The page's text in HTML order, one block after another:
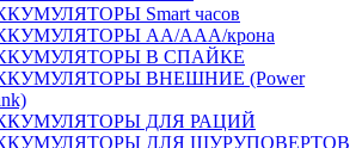
Smart часов
АА/ААА/крона
В СПАЙКЕ
ВНЕШНИЕ (Power
ДЛЯ РАЦИЙ
ДЛЯ ШУРУПОВЕРТОВ